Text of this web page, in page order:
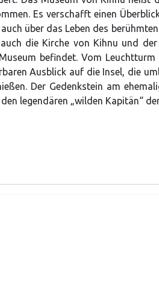
Es verschafft einen
über das Leben des
die Kirche von Kihnu und der
befindet. Vom Leuchtturm
Ausblick auf die Insel, die
Der Gedenkstein am
legendären „wilden Kapitän“ der